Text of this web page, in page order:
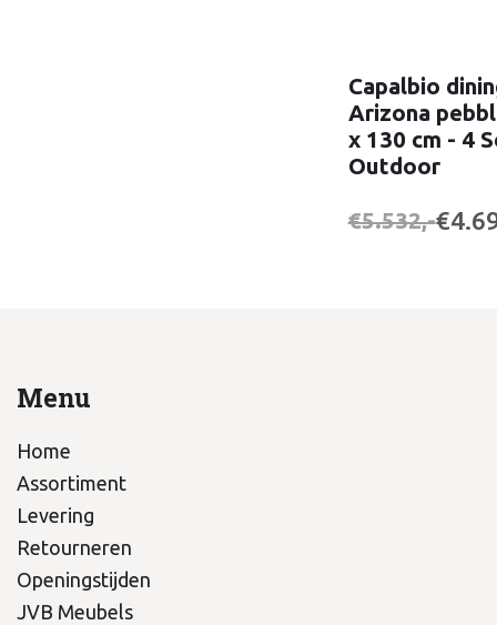
Capalbio
Arizona
x 130 cm - 4
Outdoor
€5.532,-
Menu
Home
Assortiment
Levering
Retourneren
Openingstijden
JVB Meubels